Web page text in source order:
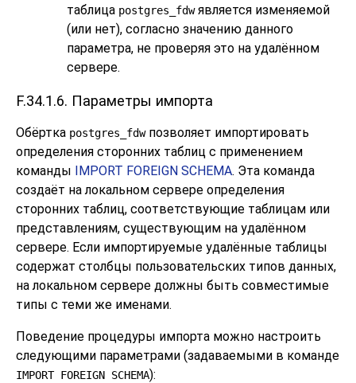
таблица postgres_fdwявляется изменяемой
(или нет), согласно значению данного
параметра, не проверяя это на удалённом
сервере.
F.34.1.6. Параметры импорта
Обёртка postgres_fdwпозволяет импортировать
определения сторонних таблиц с применением
команды IMPORT FOREIGN SCHEMA. Эта команда
создаёт на локальном сервере определения
сторонних таблиц, соответствующие таблицам или
представлениям, существующим на удалённом
сервере. Если импортируемые удалённые таблицы
содержат столбцы пользовательских типов данных,
на локальном сервере должны быть совместимые
типы с теми же именами.
Поведение процедуры импорта можно настроить
следующими параметрами (задаваемыми в команде
IMPORT FOREIGN SCHEMA):